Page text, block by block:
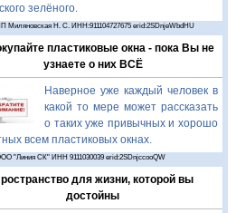
зелёного.
Миляновская Н. С. ИНН:911104727675 erid:2SDnjeWbdHU
пластиковые окна - пока Вы не
узнаете о них ВСЁ
Наверное уже каждый человек в
какой то мере может рассказать
о таких уже привычных и хорошо
всем пластиковых окнах.
"Линия СК" ИНН 9111030039 erid:2SDnjccooQW
для жизни, которой вы
достойны